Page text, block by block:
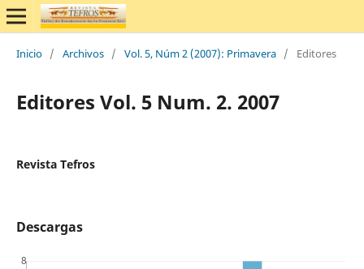
Inicio / Archivos / Vol. 5, Núm 2 (2007): Primavera / Editores
Editores Vol. 5 Num. 2. 2007
Revista Tefros
Descargas